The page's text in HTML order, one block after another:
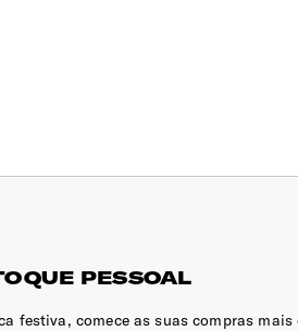
PESSOAL
festiva, comece as suas compras